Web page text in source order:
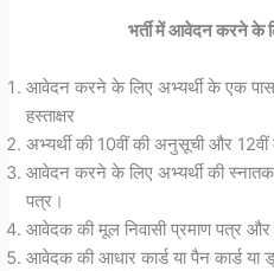
भर्ती में आवेदन करने के
आवेदन करने के लिए अभ्यर्थी के एक
हस्ताक्षर
अभ्यर्थी की 10वीं की अनुसूची और
आवेदन करने के लिए अभ्यर्थी की
पत्र।
आवेदक की मूल निवासी प्रमाण पत्र और
आवेदक की आधार कार्ड या पैन कार्ड या